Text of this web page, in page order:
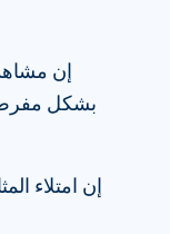
إن
بشكل مفرط
إن امتلاء